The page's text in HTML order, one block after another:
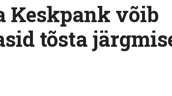
Keskpank võib
tõsta